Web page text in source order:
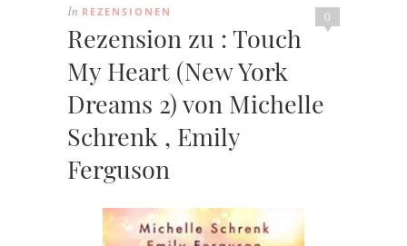
0
In REZENSIONEN
Rezension zu : Touch
My Heart (New York
Dreams 2) von Michelle
Schrenk , Emily
Ferguson